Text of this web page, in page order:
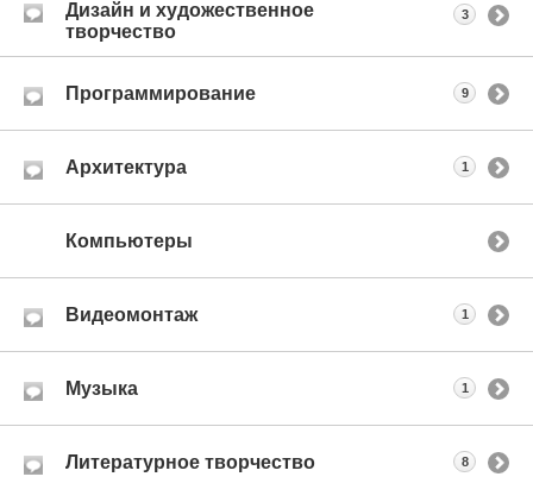
Дизайн и художественное
творчество
3
Программирование 9
Архитектура 1
Компьютеры
Видеомонтаж 1
Музыка 1
Литературное творчество 8